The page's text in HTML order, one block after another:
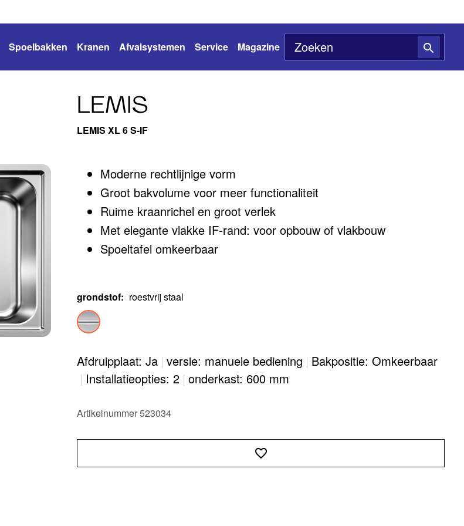
Spoelbakken Kranen Afvalsystemen Service Magazine
LEMIS
LEMIS XL 6 S-IF
Moderne rechtlijnige vorm
Groot bakvolume voor meer functionaliteit
Ruime kraanrichel en groot verlek
Met elegante vlakke IF-rand: voor opbouw of vlakbouw
Spoeltafel omkeerbaar
grondstof: roestvrij staal
Afdruipplaat: Ja | versie: manuele bediening | Bakpositie: Omkeerbaar
| Installatieopties: 2 | onderkast: 600 mm
Artikelnummer 523034